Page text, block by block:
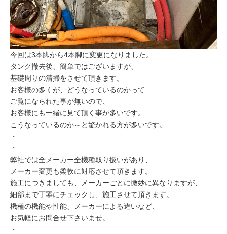
今回は3本脚から4本脚に変更になりました。
タンク撤去後、簡単ではございますが、
基礎周りの清掃をさせて頂きます。
お客様の多くが、どうなっているのかって
ご覧になられた事が無いので、
お客様にも一緒に見て頂く事が多いです。
こうなっているのか～と驚かれる方が多いです。
・
・
弊社では全メーカー全機種取り扱いがあり、
メーカー変更も柔軟に対応させて頂きます。
施工につきましても、メーカーごとに微妙に異なりますが、
細部まで丁寧にチェックし、施工させて頂きます。
機種の機能や性能、メーカーによる違いなど、
お気軽にお問合せ下さいませ。
・